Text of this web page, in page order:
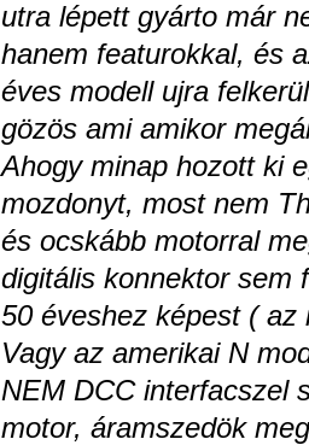
utra lépett gyárto már
hanem featurokkal, és
éves modell ujra
gözös ami amikor
Ahogy minap hozott ki
mozdonyt, most nem
és ocskább motorral
digitális konnektor sem
50 éveshez képest ( az
Vagy az amerikai N
NEM DCC interfacszel
motor, áramszedök